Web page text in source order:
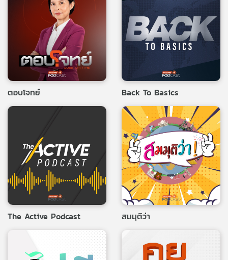
ตอบโจทย์ Back To Basics
The Active Podcast สมมุติว่า